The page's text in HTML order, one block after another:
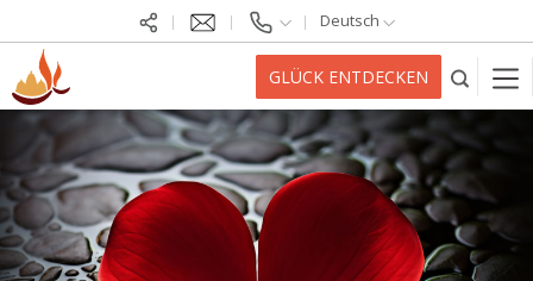
Deutsch
GLÜCK ENTDECKEN